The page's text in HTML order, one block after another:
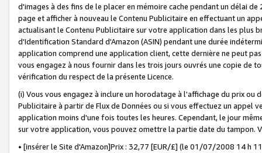
d'images à des fins de le placer en mémoire cache pendant un délai
page et afficher à nouveau le Contenu Publicitaire en effectuant un
actualisant le Contenu Publicitaire sur votre application dans les plus
d'Identification Standard d'Amazon (ASIN) pendant une durée
application comprend une application client, cette dernière ne peut
vous engagez à nous fournir dans les trois jours ouvrés une copie de
vérification du respect de la présente Licence.
(i) Vous vous engagez à inclure un horodatage à l'affichage du prix
Publicitaire à partir de Flux de Données ou si vous effectuez un appel
application moins d'une fois toutes les heures. Cependant, le jour
sur votre application, vous pouvez omettre la partie date du tampon.
• [insérer le Site d'Amazon]Prix : 32,77 [EUR/£] (le 01/07/2008 14 h